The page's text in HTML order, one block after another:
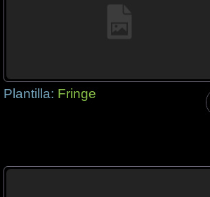
Plantilla: Fringe